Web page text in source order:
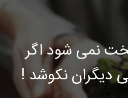
نمی شود اگر
دیگران نکوشد !